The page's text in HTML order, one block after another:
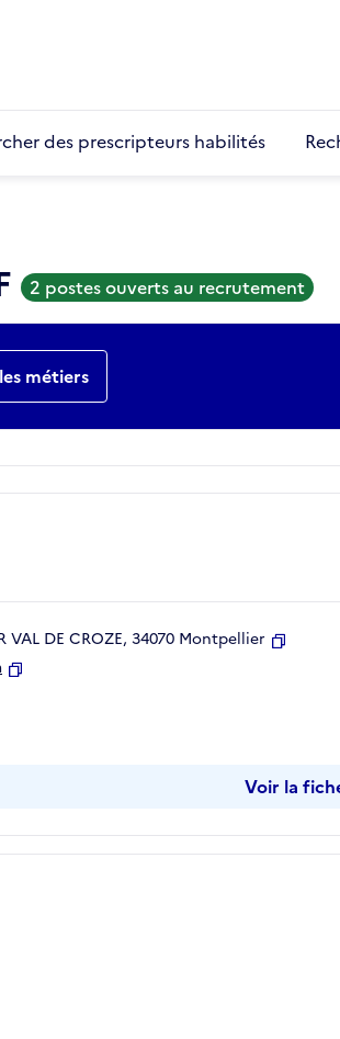
des prescripteurs habilités
2 postes ouverts au recrutement
métiers
VAL DE CROZE, 34070 Montpellier
Voir la